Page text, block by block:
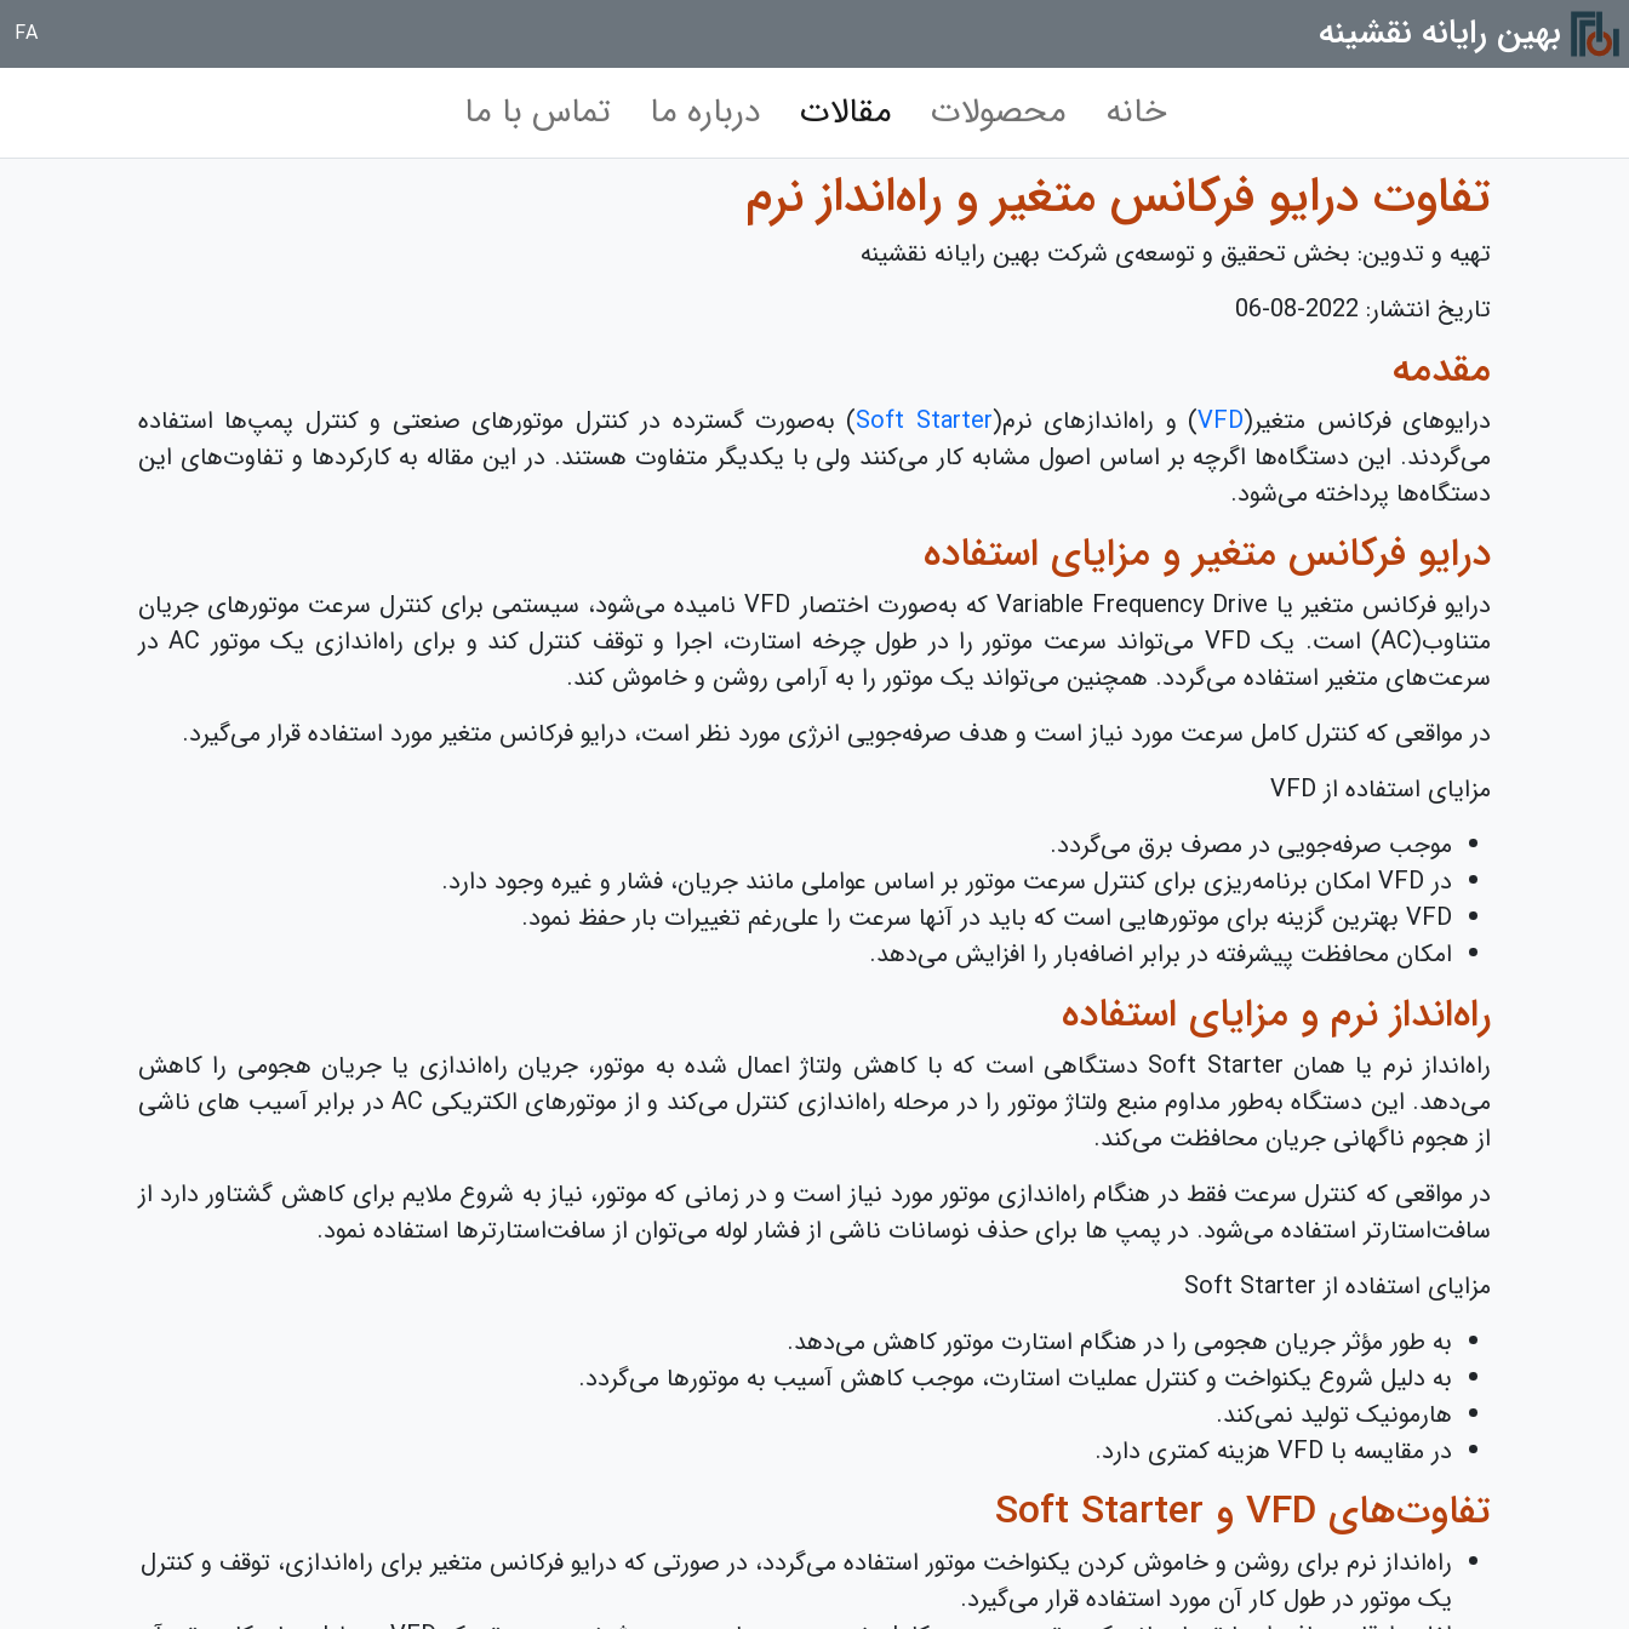
بهین رایانه نقشینه FA
خانه محصولات مقالات درباره ما تماس با ما
تفاوت درایو فرکانس متغیر و راه‌انداز نرم
تهیه و تدوین: بخش تحقیق و توسعه‌ی شرکت بهین رایانه نقشینه
تاریخ انتشار: 2022-08-06
مقدمه
درایوهای فرکانس متغیر(VFD) و راه‌اندازهای نرم(Soft Starter) به‌صورت گسترده در کنترل موتورهای صنعتی و کنترل پمپ‌ها استفاده
می‌گردند. این‌ دستگاه‌ها اگرچه بر اساس اصول مشابه کار می‌کنند ولی با یکدیگر متفاوت هستند. در این مقاله به کارکردها و تفاوت‌های این
دستگاه‌ها پرداخته می‌شود.
درایو فرکانس متغیر و مزایای استفاده
درایو فرکانس متغیر یا Variable Frequency Drive که به‌صورت اختصار VFD نامیده می‌شود، سیستمی برای کنترل سرعت موتورهای جریان
متناوب(AC) است. یک VFD می‌تواند سرعت موتور را در طول چرخه استارت، اجرا و توقف کنترل کند و برای راه‌اندازی یک موتور AC در
سرعت‌های متغیر استفاده می‌گردد. همچنین می‌تواند یک موتور را به آرامی روشن و خاموش کند.
در مواقعی که کنترل کامل سرعت مورد نیاز است و هدف صرفه‌جویی انرژی مورد نظر است، درایو فرکانس متغیر مورد استفاده قرار می‌گیرد.
مزایای استفاده از VFD
موجب صرفه‌جویی در مصرف برق می‌گردد.
در VFD امکان برنامه‌ریزی برای کنترل سرعت موتور بر اساس عواملی مانند جریان، فشار و غیره وجود دارد.
VFD بهترین گزینه برای موتورهایی است که باید در آنها سرعت را علی‌رغم تغییرات بار حفظ نمود.
امکان محافظت پیشرفته در برابر اضافه‌بار را افزایش می‌دهد.
راه‌انداز نرم و مزایای استفاده
راه‌انداز نرم یا همان Soft Starter دستگاهی است که با کاهش ولتاژ اعمال شده به موتور، جریان راه‌اندازی یا جریان هجومی را کاهش
می‌دهد. این دستگاه به‌طور مداوم منبع ولتاژ موتور را در مرحله راه‌اندازی کنترل می‌کند و از موتورهای الکتریکی AC در برابر آسیب های ناشی
از هجوم ناگهانی جریان محافظت می‌کند.
در مواقعی که کنترل سرعت فقط در هنگام راه‌اندازی موتور مورد نیاز است و در زمانی که موتور، نیاز به شروع ملایم برای کاهش گشتاور دارد از
سافت‌استارتر استفاده می‌شود. در پمپ ها برای حذف نوسانات ناشی از فشار لوله می‌توان از سافت‌استارترها استفاده نمود.
مزایای استفاده از Soft Starter
به طور مؤثر جریان هجومی را در هنگام استارت موتور کاهش می‌دهد.
به دلیل شروع یکنواخت و کنترل عملیات استارت، موجب کاهش آسیب به موتورها می‌گردد.
هارمونیک تولید نمی‌کند.
در مقایسه با VFD هزینه کمتری دارد.
تفاوت‌های VFD و Soft Starter
راه‌انداز نرم برای روشن و خاموش کردن یکنواخت موتور استفاده می‌گردد، در صورتی که درایو فرکانس متغیر برای راه‌اندازی، توقف و کنترل
یک موتور در طول کار آن مورد استفاده قرار می‌گیرد.